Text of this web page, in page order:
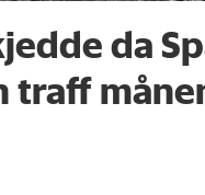
da
traff